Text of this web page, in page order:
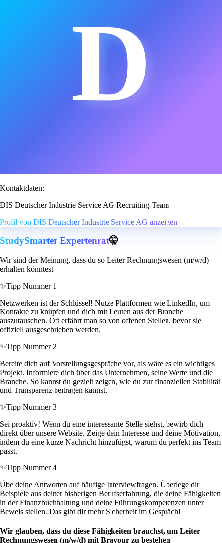
D
Kontaktdaten:
DIS Deutscher Industrie Service AG Recruiting-Team
Profil von DIS Deutscher Industrie Service AG anzeigen
StudySmarter Expertenrat🤫
Wir sind der Meinung, dass du so Leiter Rechnungswesen (m/w/d)
erhalten könntest
✨Tipp Nummer 1
Netzwerken ist der Schlüssel! Nutze Plattformen wie LinkedIn, um
Kontakte zu knüpfen und dich mit Leuten aus der Branche
auszutauschen. Oft erfährt man so von offenen Stellen, bevor sie
offiziell ausgeschrieben werden.
✨Tipp Nummer 2
Bereite dich auf Vorstellungsgespräche vor, als wäre es ein wichtiges
Projekt. Informiere dich über das Unternehmen, seine Werte und die
Branche. So kannst du gezielt zeigen, wie du zur finanziellen Stabilität
und Transparenz beitragen kannst.
✨Tipp Nummer 3
Sei proaktiv! Wenn du eine interessante Stelle siehst, bewirb dich
direkt über unsere Website. Zeige dein Interesse und deine Motivation,
indem du eine kurze Nachricht hinzufügst, warum du perfekt ins Team
passt.
✨Tipp Nummer 4
Übe deine Antworten auf häufige Interviewfragen. Überlege dir
Beispiele aus deiner bisherigen Berufserfahrung, die deine Fähigkeiten
in der Finanzbuchhaltung und deine Führungskompetenzen unter
Beweis stellen. Das gibt dir mehr Sicherheit im Gespräch!
Wir glauben, dass du diese Fähigkeiten brauchst, um Leiter
Rechnungswesen (m/w/d) mit Bravour zu bestehen